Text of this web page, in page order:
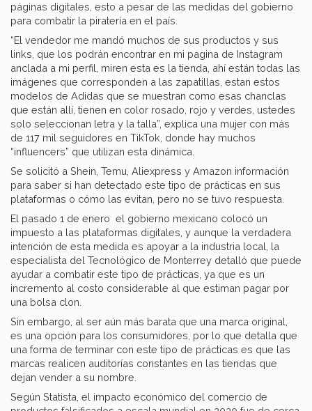
páginas digitales, esto a pesar de las medidas del gobierno
para combatir la piratería en el país.
“El vendedor me mandó muchos de sus productos y sus
links, que los podrán encontrar en mi pagina de Instagram
anclada a mi perfil, miren esta es la tienda, ahí están todas las
imágenes que corresponden a las zapatillas, estan estos
modelos de Adidas que se muestran como esas chanclas
que están allí, tienen en color rosado, rojo y verdes, ustedes
solo seleccionan letra y la talla”, explica una mujer con más
de 117 mil seguidores en TikTok, donde hay muchos
“influencers” que utilizan esta dinámica.
Se solicitó a Shein, Temu, Aliexpress y Amazon información
para saber si han detectado este tipo de prácticas en sus
plataformas o cómo las evitan, pero no se tuvo respuesta.
El pasado 1 de enero el gobierno mexicano colocó un
impuesto a las plataformas digitales, y aunque la verdadera
intención de esta medida es apoyar a la industria local, la
especialista del Tecnológico de Monterrey detalló que puede
ayudar a combatir este tipo de prácticas, ya que es un
incremento al costo considerable al que estiman pagar por
una bolsa clon.
Sin embargo, al ser aún más barata que una marca original,
es una opción para los consumidores, por lo que detalla que
una forma de terminar con este tipo de prácticas es que las
marcas realicen auditorías constantes en las tiendas que
dejan vender a su nombre.
Según Statista, el impacto económico del comercio de